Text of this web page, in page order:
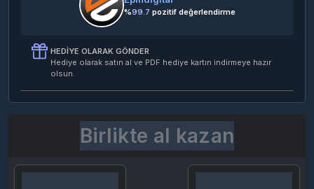
%99.7 pozitif değerlendirme
HEDIYE OLARAK GÖNDER
Hediye olarak satın al ve PDF hediye kartın indirmeye hazır
olsun.
Birlikte al kazan